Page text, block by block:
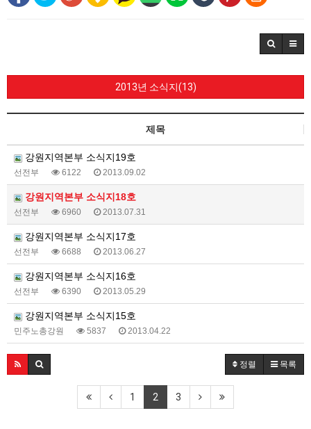
2013년 소식지(13)
제목
강원지역본부 소식지19호
선전부 6122 2013.09.02
강원지역본부 소식지18호
선전부 6960 2013.07.31
강원지역본부 소식지17호
선전부 6688 2013.06.27
강원지역본부 소식지16호
선전부 6390 2013.05.29
강원지역본부 소식지15호
민주노총강원 5837 2013.04.22
정렬 목록
1 2 3